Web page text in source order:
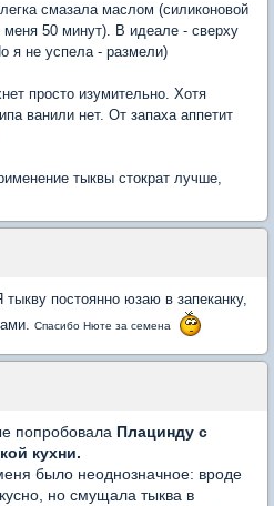
смазала маслом (силиконовой
50 минут). В идеале - сверху
я не успела - размели)
просто изумительно. Хотя
ванили нет. От запаха аппетит
тыквы стократ лучше,
постоянно юзаю в запеканку,
Спасибо Нюте за семена
попробовала Плацинду с
кухни.
было неоднозначное: вроде
но смущала тыква в